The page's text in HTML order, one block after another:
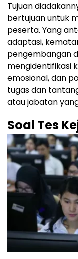
Tujuan
bertujuan untuk
peserta. Yang
adaptasi,
pengembangan
mengidentifikasi
emosional, dan
tugas dan
atau jabatan
Soal Tes